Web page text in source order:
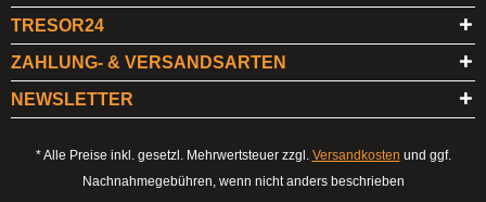
TRESOR24
ZAHLUNG- & VERSANDSARTEN
NEWSLETTER
* Alle Preise inkl. gesetzl. Mehrwertsteuer zzgl. Versandkosten und ggf.
Nachnahmegebühren, wenn nicht anders beschrieben